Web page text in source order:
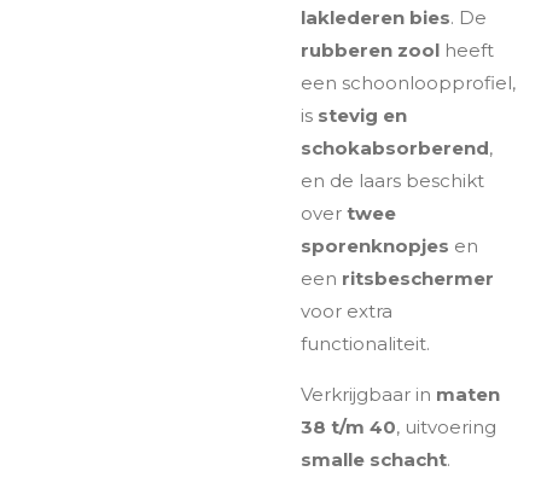
laklederen bies. De
rubberen zool heeft
een schoonloopprofiel,
is stevig en
schokabsorberend,
en de laars beschikt
over twee
sporenknopjes en
een ritsbeschermer
voor extra
functionaliteit.
Verkrijgbaar in maten
38 t/m 40, uitvoering
smalle schacht.